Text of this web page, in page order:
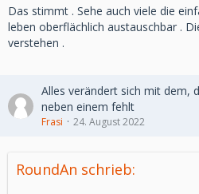
Das stimmt . Sehe auch viele die
leben oberflächlich austauschbar .
verstehen .
Alles verändert sich mit dem,
neben einem fehlt
Frasi 24. August 2022
RoundAn schrieb: